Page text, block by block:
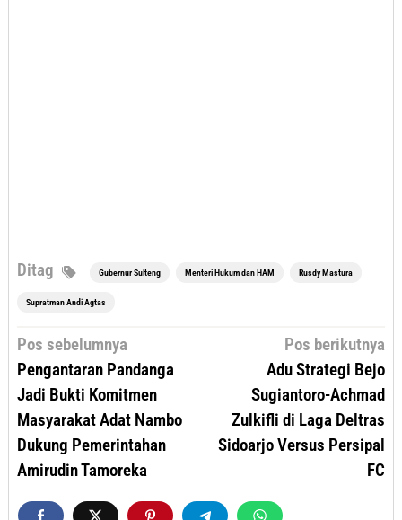
Ditag Gubernur Sulteng Menteri Hukum dan HAM Rusdy Mastura
Supratman Andi Agtas
Navigasi
Pos sebelumnya
Pengantaran Pandanga
Jadi Bukti Komitmen
Masyarakat Adat Nambo
Dukung Pemerintahan
Amirudin Tamoreka
Pos berikutnya
Adu Strategi Bejo
Sugiantoro-Achmad
Zulkifli di Laga Deltras
Sidoarjo Versus Persipal
FC